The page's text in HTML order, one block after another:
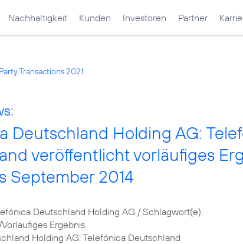
Nachhaltigkeit Kunden Investoren Partner
Transactions 2021
Deutschland Holding AG:
veröffentlicht vorläufiges
September 2014
Deutschland Holding AG / Schlagwort(e):
Ergebnis
Holding AG: Telefónica Deutschland